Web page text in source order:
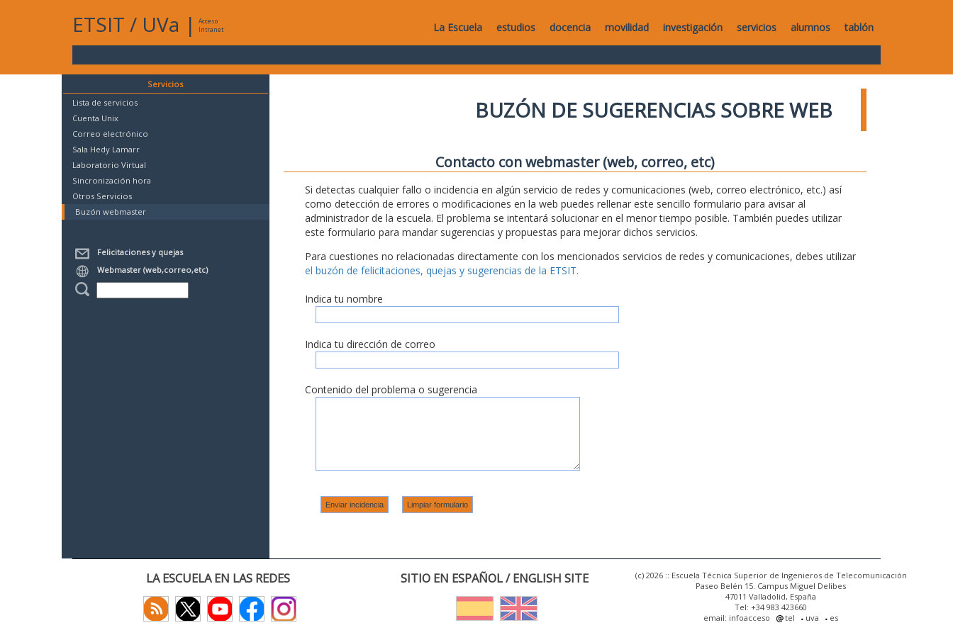
ETSIT / UVa |
Acceso
Intranet
La Escuela estudios docencia movilidad investigación servicios alumnos tablón
Servicios
Lista de servicios
Cuenta Unix
Correo electrónico
Sala Hedy Lamarr
Laboratorio Virtual
Sincronización hora
Otros Servicios
Buzón webmaster
Felicitaciones y quejas
Webmaster (web,correo,etc)
BUZÓN DE SUGERENCIAS SOBRE WEB
Contacto con webmaster (web, correo, etc)
Si detectas cualquier fallo o incidencia en algún servicio de redes y comunicaciones (web, correo electrónico, etc.) así
como detección de errores o modificaciones en la web puedes rellenar este sencillo formulario para avisar al
administrador de la escuela. El problema se intentará solucionar en el menor tiempo posible. También puedes utilizar
este formulario para mandar sugerencias y propuestas para mejorar dichos servicios.
Para cuestiones no relacionadas directamente con los mencionados servicios de redes y comunicaciones, debes utilizar
el buzón de felicitaciones, quejas y sugerencias de la ETSIT.
Indica tu nombre
Indica tu dirección de correo
Contenido del problema o sugerencia
LA ESCUELA EN LAS REDES SITIO EN ESPAÑOL / ENGLISH SITE
(c) 2026 :: Escuela Técnica Superior de Ingenieros de Telecomunicación
Paseo Belén 15. Campus Miguel Delibes
47011 Valladolid, España
Tel: +34 983 423660
email: infoacceso
tel uva es